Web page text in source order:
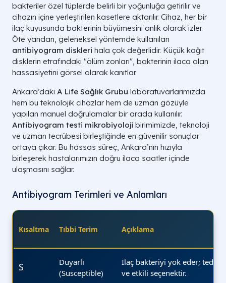
bakteriler özel tüplerde belirli bir yoğunluğa getirilir ve
cihazın içine yerleştirilen kasetlere aktarılır. Cihaz, her bir
ilaç kuyusunda bakterinin büyümesini anlık olarak izler.
Öte yandan, geleneksel yöntemde kullanılan
antibiyogram diskleri hala çok değerlidir. Küçük kağıt
disklerin etrafındaki "ölüm zonları", bakterinin ilaca olan
hassasiyetini görsel olarak kanıtlar.
Ankara’daki A Life Sağlık Grubu laboratuvarlarımızda
hem bu teknolojik cihazlar hem de uzman gözüyle
yapılan manuel doğrulamalar bir arada kullanılır.
Antibiyogram testi mikrobiyoloji birimimizde, teknoloji
ve uzman tecrübesi birleştiğinde en güvenilir sonuçlar
ortaya çıkar. Bu hassas süreç, Ankara’nın hızıyla
birleşerek hastalarımızın doğru ilaca saatler içinde
ulaşmasını sağlar.
Antibiyogram Terimleri ve Anlamları
Kısaltma Tıbbi Terim Açıklama
S
Duyarlı
(Susceptible)
İlaç bakteriyi yok eder;
ve etkili seçenektir.